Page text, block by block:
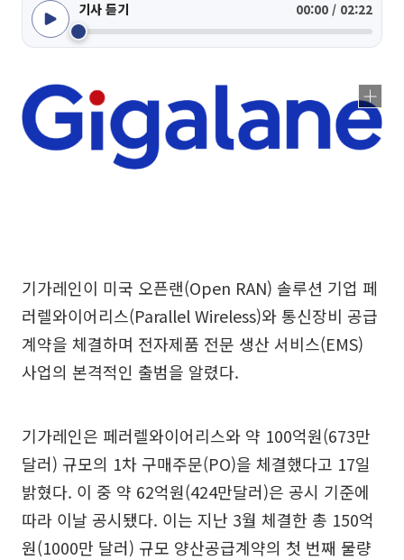
기사 듣기 00:00 / 02:22
기가레인이 미국 오픈랜(Open RAN) 솔루션 기업 페
러렐와이어리스(Parallel Wireless)와 통신장비 공급
계약을 체결하며 전자제품 전문 생산 서비스(EMS)
사업의 본격적인 출범을 알렸다.
기가레인은 페러렐와이어리스와 약 100억원(673만
달러) 규모의 1차 구매주문(PO)을 체결했다고 17일
밝혔다. 이 중 약 62억원(424만달러)은 공시 기준에
따라 이날 공시됐다. 이는 지난 3월 체결한 총 150억
원(1000만 달러) 규모 양산공급계약의 첫 번째 물량